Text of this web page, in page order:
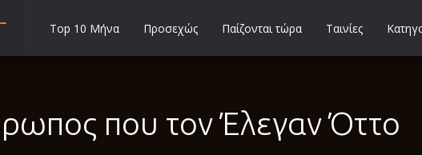
Αισθηματικές Μικρού Μήκους
Top 10 Μήνα Προσεχώς Παίζονται τώρα Ταινίες
που τον Έλεγαν Όττο